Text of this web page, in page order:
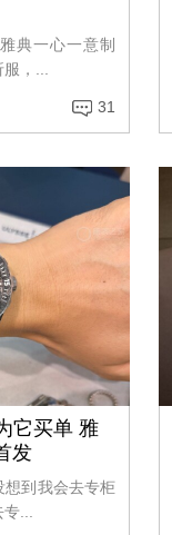
典一心一意制
，...
31
它买单 雅
发
想到我会去专柜
...